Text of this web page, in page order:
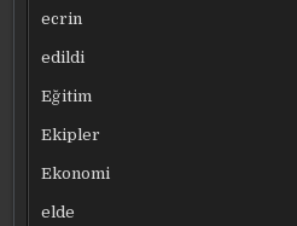
ecrin
edildi
Eğitim
Ekipler
Ekonomi
elde